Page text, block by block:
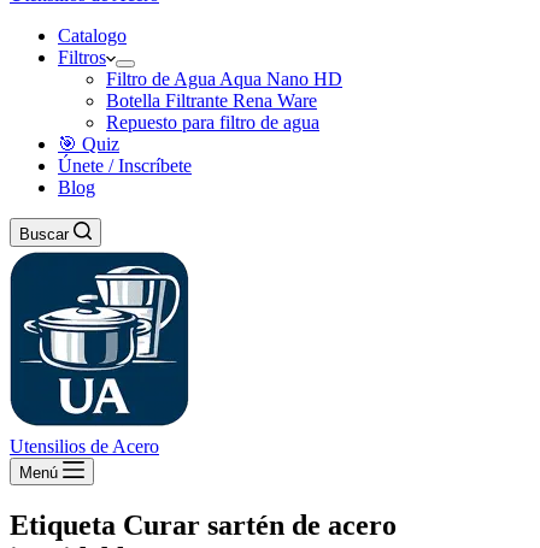
Catalogo
Filtros
Filtro de Agua Aqua Nano HD
Botella Filtrante Rena Ware
Repuesto para filtro de agua
🎯 Quiz
Únete / Inscríbete
Blog
Buscar
Utensilios de Acero
Menú
Etiqueta Curar sartén de acero